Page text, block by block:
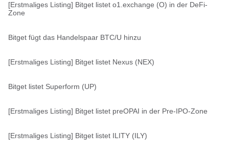
[Erstmaliges Listing] Bitget listet o1.exchange (O) in der DeFi-
Zone
Bitget fügt das Handelspaar BTC/U hinzu
[Erstmaliges Listing] Bitget listet Nexus (NEX)
Bitget listet Superform (UP)
[Erstmaliges Listing] Bitget listet preOPAI in der Pre-IPO-Zone
[Erstmaliges Listing] Bitget listet ILITY (ILY)